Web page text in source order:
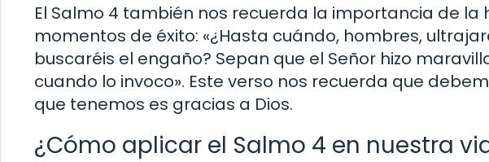
El Salmo 4 también nos recuerda la importancia de la
momentos de éxito: «¿Hasta cuándo, hombres,
buscaréis el engaño? Sepan que el Señor hizo
cuando lo invoco». Este verso nos recuerda que
que tenemos es gracias a Dios.
¿Cómo aplicar el Salmo 4 en nuestra